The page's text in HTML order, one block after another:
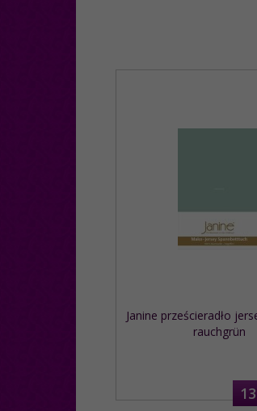
Janine prześcieradło
rauchgrün